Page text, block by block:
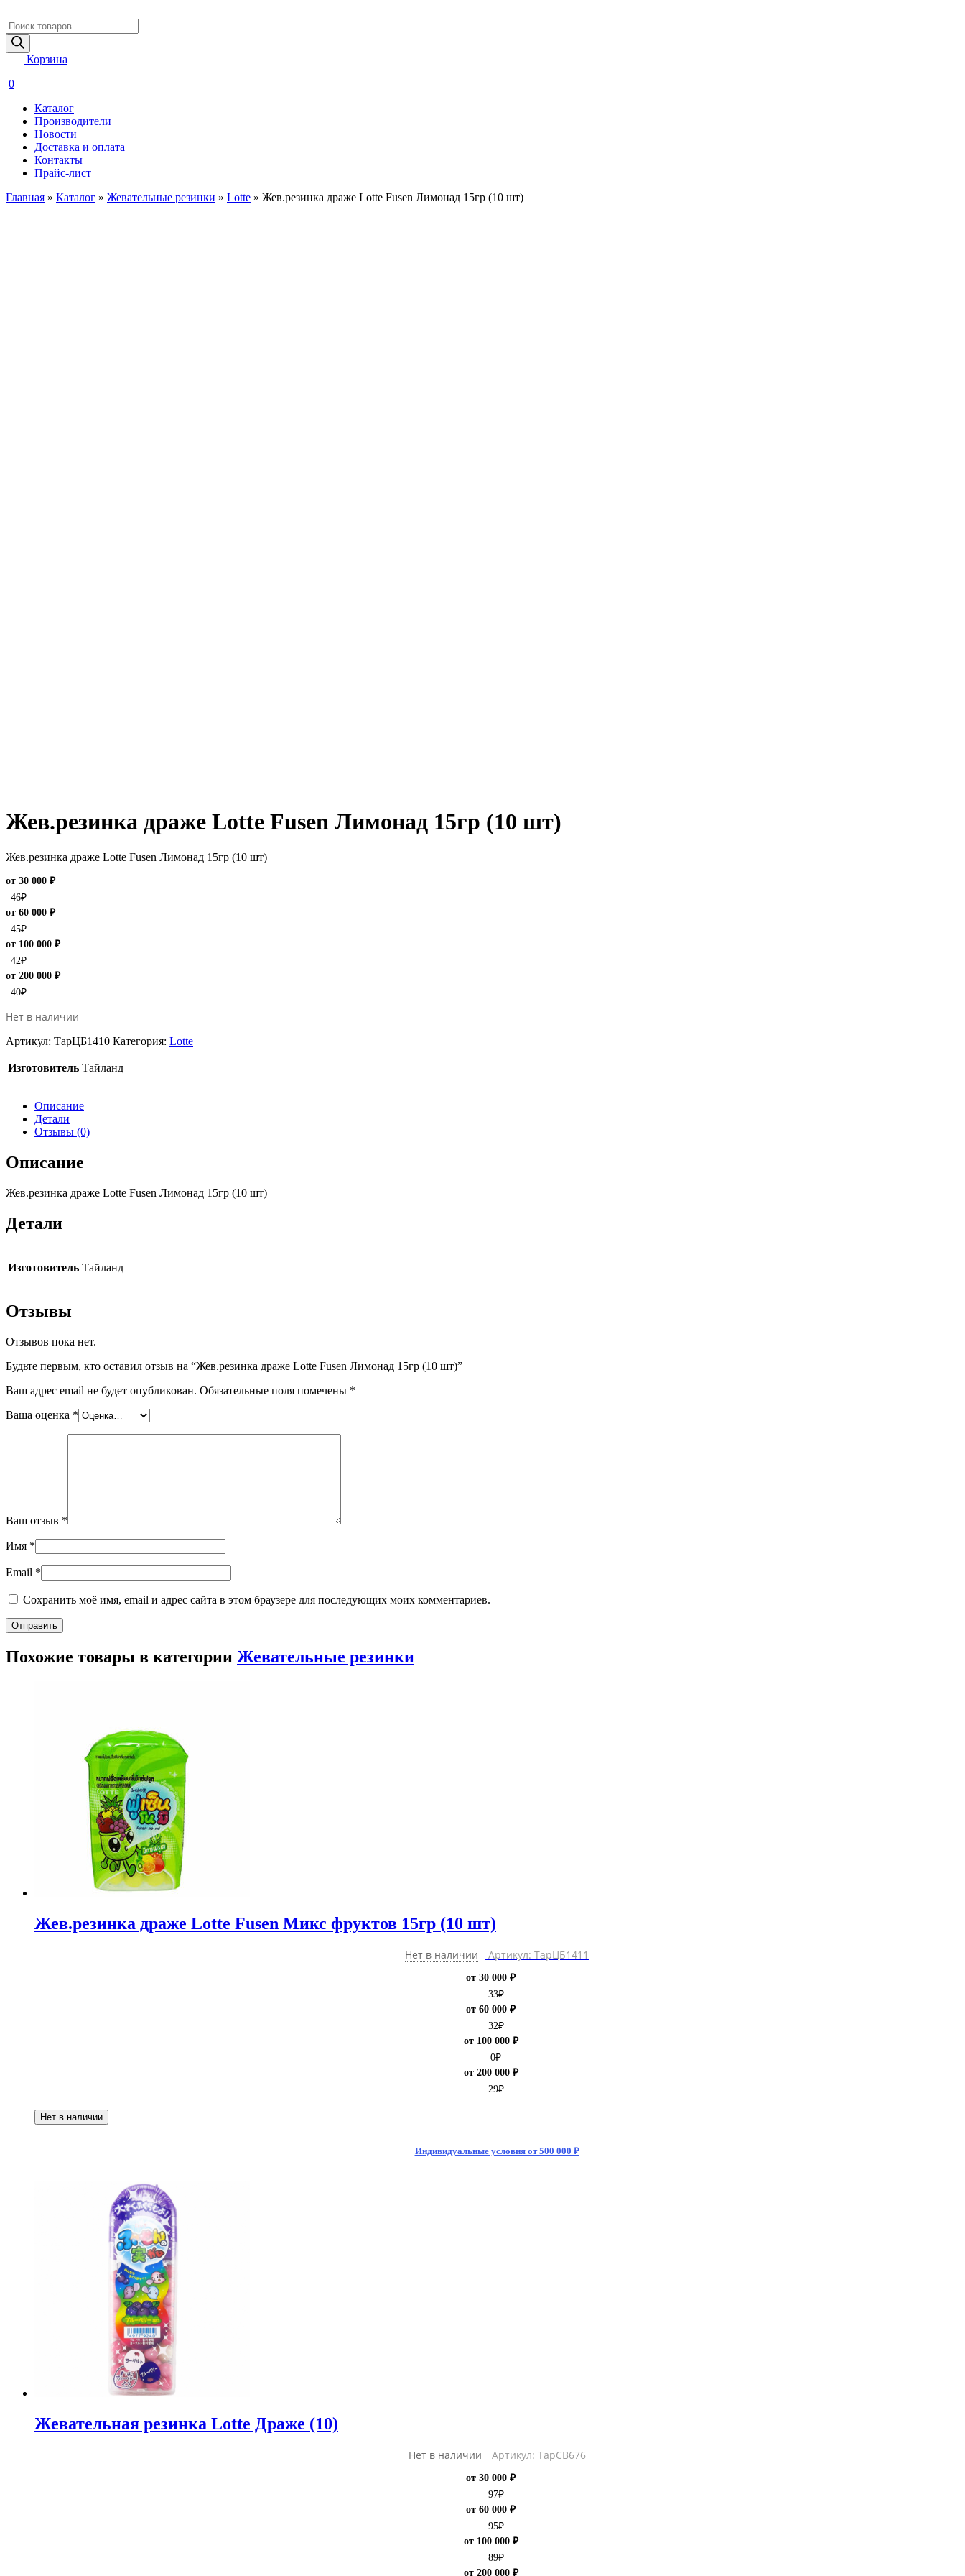
Поиск
товаров
Корзина
0
Каталог
Производители
Новости
Доставка и оплата
Контакты
Прайс-лист
Главная » Каталог » Жевательные резинки » Lotte » Жев.резинка драже Lotte Fusen Лимонад 15гр (10 шт)
Жев.резинка драже Lotte Fusen Лимонад 15гр (10 шт)
Жев.резинка драже Lotte Fusen Лимонад 15гр (10 шт)
от 30 000 ₽
46₽
от 60 000 ₽
45₽
от 100 000 ₽
42₽
от 200 000 ₽
40₽
Нет в наличии
Артикул: ТарЦБ1410 Категория: Lotte
Изготовитель Тайланд
Описание
Детали
Отзывы (0)
Описание
Жев.резинка драже Lotte Fusen Лимонад 15гр (10 шт)
Детали
Изготовитель Тайланд
Отзывы
Отзывов пока нет.
Будьте первым, кто оставил отзыв на “Жев.резинка драже Lotte Fusen Лимонад 15гр (10 шт)”
Ваш адрес email не будет опубликован. Обязательные поля помечены *
Ваша оценка *
Ваш отзыв *
Имя *
Email *
Сохранить моё имя, email и адрес сайта в этом браузере для последующих моих комментариев.
Похожие товары в категории Жевательные резинки
Жев.резинка драже Lotte Fusen Микс фруктов 15гр (10 шт)
Нет в наличии Артикул: ТарЦБ1411
от 30 000 ₽
33₽
от 60 000 ₽
32₽
от 100 000 ₽
0₽
от 200 000 ₽
29₽
Нет в наличии
Индивидуальные условия от 500 000 ₽
Жевательная резинка Lotte Драже (10)
Нет в наличии Артикул: ТарCB676
от 30 000 ₽
97₽
от 60 000 ₽
95₽
от 100 000 ₽
89₽
от 200 000 ₽